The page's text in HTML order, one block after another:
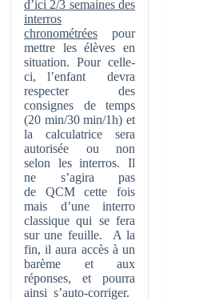
d’ici 2/3 semaines des
interros
chronométrées pour
mettre les élèves en
situation. Pour celle-
ci, l’enfant devra
respecter des
consignes de temps
(20 min/30 min/1h) et
la calculatrice sera
autorisée ou non
selon les interros. Il
ne s’agira pas
de QCM cette fois
mais d’une interro
classique qui se fera
sur une feuille. A la
fin, il aura accès à un
barème et aux
réponses, et pourra
ainsi s’auto-corriger.